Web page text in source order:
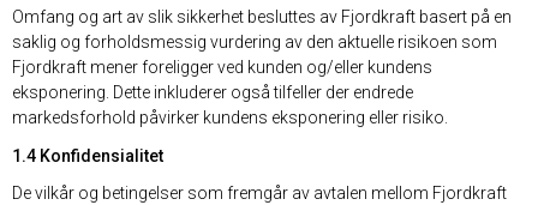
Omfang og art av slik sikkerhet besluttes av Fjordkraft basert på en
saklig og forholdsmessig vurdering av den aktuelle risikoen som
Fjordkraft mener foreligger ved kunden og/eller kundens
eksponering. Dette inkluderer også tilfeller der endrede
markedsforhold påvirker kundens eksponering eller risiko.
1.4 Konfidensialitet
De vilkår og betingelser som fremgår av avtalen mellom Fjordkraft